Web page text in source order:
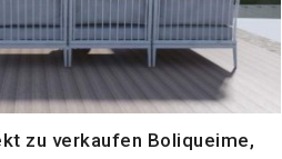
zu verkaufen Boliqueime,